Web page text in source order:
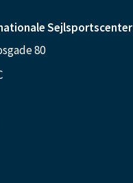
Sejlsportscenter
80